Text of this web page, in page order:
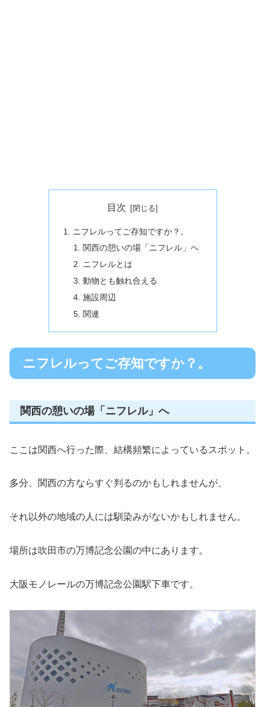
目次
ニフレルってご存知ですか？。
関西の憩いの場「ニフレル」へ
ニフレルとは
動物とも触れ合える
施設周辺
関連
ニフレルってご存知ですか？。
関西の憩いの場「ニフレル」へ
ここは関西へ行った際、結構頻繁によっているスポット。
多分、関西の方ならすぐ判るのかもしれませんが、
それ以外の地域の人には馴染みがないかもしれません。
場所は吹田市の万博記念公園の中にあります。
大阪モノレールの万博記念公園駅下車です。